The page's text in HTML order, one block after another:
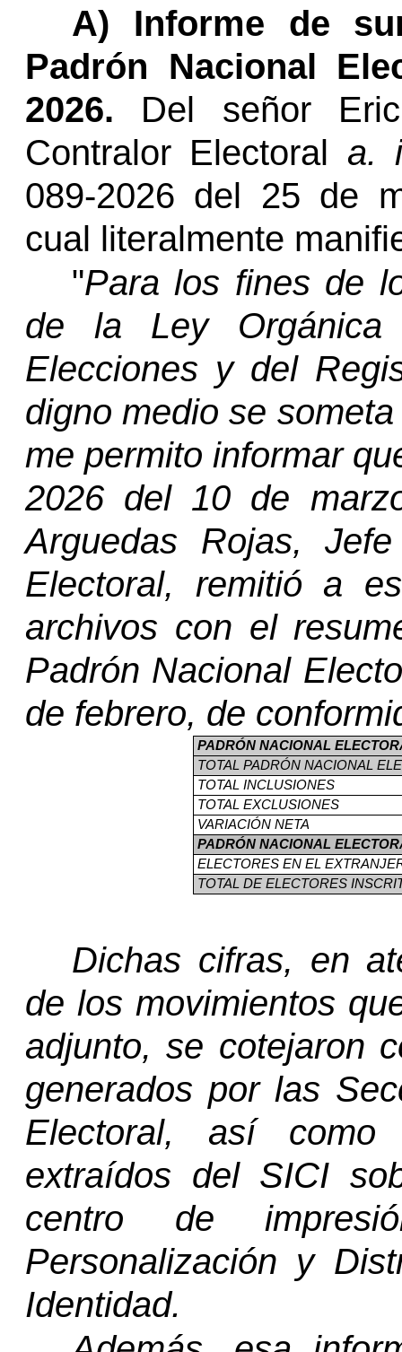
A) Informe de
Padrón Nacional
2026. Del señor
Contralor Electoral a.
089-2026 del 25 de
cual literalmente
"Para los fines de
de la Ley Orgánica
Elecciones y del
digno medio se
me permito informar
2026 del 10 de
Arguedas Rojas,
Electoral, remitió a
archivos con el
Padrón Nacional
de febrero, de
PADRÓN NACIONAL
TOTAL PADRÓN NACIONAL
TOTAL INCLUSIONES
TOTAL EXCLUSIONES
VARIACIÓN NETA
PADRÓN NACIONAL
ELECTORES EN EL
TOTAL DE ELECTORES
Dichas cifras, en
de los movimientos
adjunto, se cotejaron
generados por las
Electoral, así
extraídos del SICI
centro de
Personalización y
Identidad.